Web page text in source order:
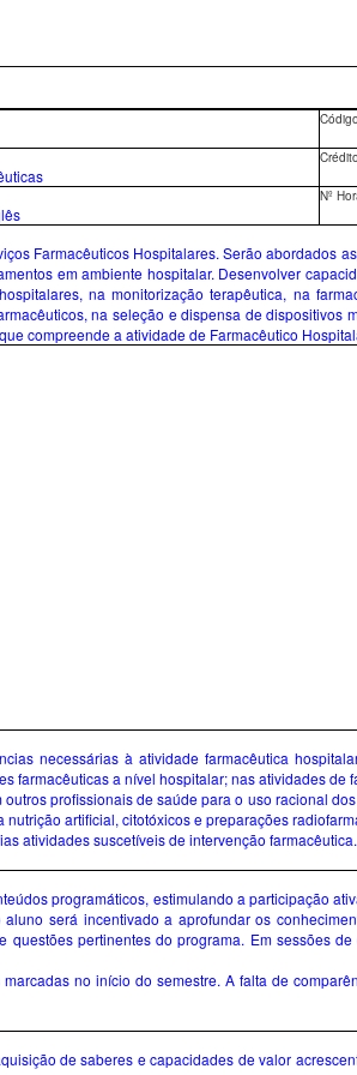
Nº
Farmacêuticos Hospitalares. Serão abordados
em ambiente hospitalar. Desenvolver
na monitorização terapêutica, na
na seleção e dispensa de dispositivos
compreende a atividade de Farmacêutico
necessárias à atividade farmacêutica
farmacêuticas a nível hospitalar; nas atividades de
profissionais de saúde para o uso racional
artificial, citotóxicos e preparações
atividades suscetíveis de intervenção farmacêutica.
programáticos, estimulando a participação
será incentivado a aprofundar os
pertinentes do programa. Em sessões
no início do semestre. A falta de
de saberes e capacidades de valor